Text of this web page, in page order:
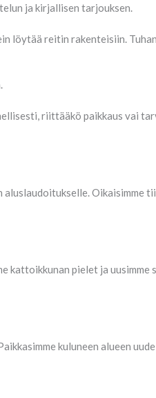
ja kirjallisen tarjouksen.
löytää reitin rakenteisiin.
riittääkö paikkaus vai
Oikaisimme
kattoikkunan pielet ja uusimme
kuluneen alueen